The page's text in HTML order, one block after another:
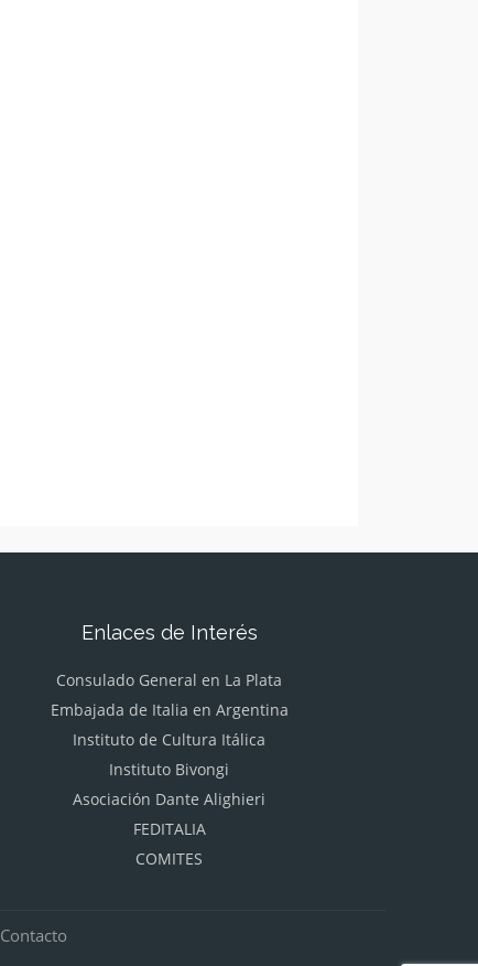
Enlaces de Interés
Consulado General en La Plata
Embajada de Italia en Argentina
Instituto de Cultura Itálica
Instituto Bivongi
Asociación Dante Alighieri
FEDITALIA
COMITES
Contacto